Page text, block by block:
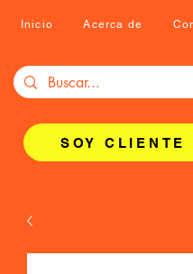
Inicio Acerca de
SOY CLIENTE